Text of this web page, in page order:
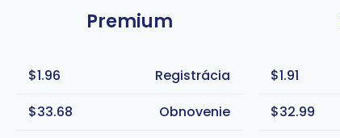
Premium
$1.96
Registrácia
$33.68
Obnovenie
$1.91
$32.99